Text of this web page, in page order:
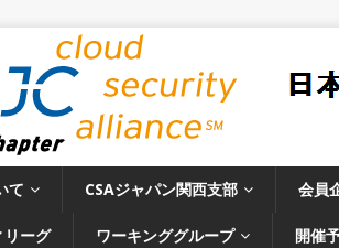
て CSAジャパン関西支部 会員
リーグ ワーキンググループ 開催